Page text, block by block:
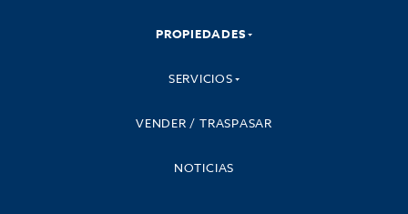
PROPIEDADES
SERVICIOS
VENDER / TRASPASAR
NOTICIAS